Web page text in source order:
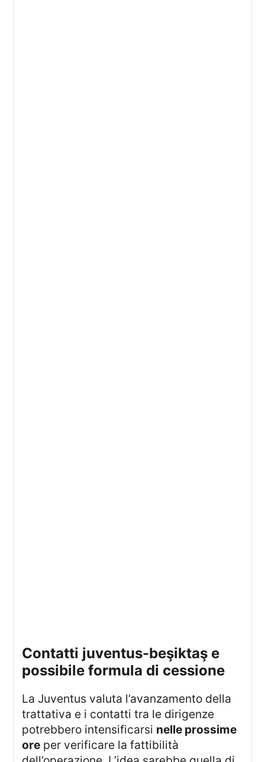
contatti juventus-beşiktaş e
possibile formula di cessione
La Juventus valuta l’avanzamento della
trattativa e i contatti tra le dirigenze
potrebbero intensificarsi nelle prossime
ore per verificare la fattibilità